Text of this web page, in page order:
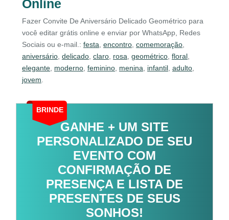
Online
Fazer Convite De Aniversário Delicado Geométrico para
você editar grátis online e enviar por WhatsApp, Redes
Sociais ou e-mail.: festa encontro comemoração
aniversário delicado claro rosa geométrico floral
elegante moderno feminino menina infantil adulto
jovem
BRINDE
GANHE + UM SITE
PERSONALIZADO DE SEU
EVENTO COM
CONFIRMAÇÃO DE
PRESENÇA E LISTA DE
PRESENTES DE SEUS
SONHOS!